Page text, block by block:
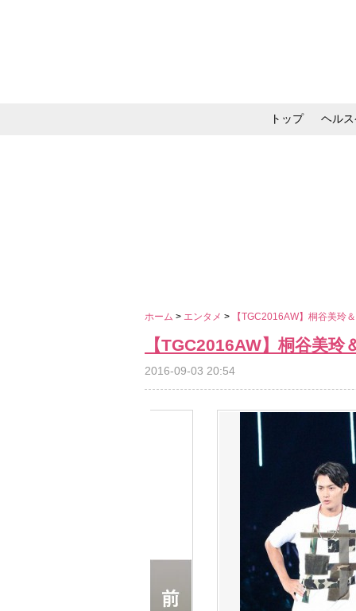
トップ ヘル
ホーム > エンタメ > 【TGC2016AW】桐谷美玲
【TGC2016AW】桐谷美
2016-09-03 20:54